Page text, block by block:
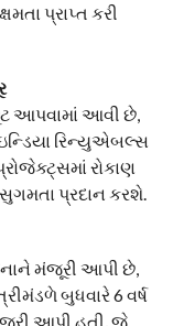
પ્રાપ્ત કરી
આપવામાં આવી છે,
રિન્યુએબલ્સ
રોકાણ
પ્રદાન કરશે.
મંજૂરી આપી છે,
બુધવારે 6 વર્ષ
આપી હતી, જે